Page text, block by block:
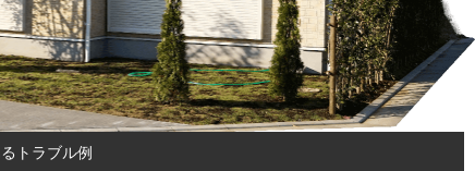
トラブル例